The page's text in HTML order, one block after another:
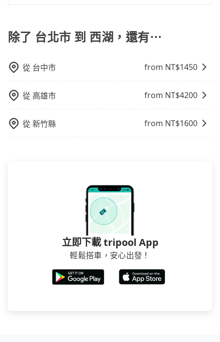
運：最經濟實惠的交通方式，通常有固定的路線和時間
表。不必擔心自己開車的安全風險。但是客運的班次和
不必擔心停車位的問題。但是，計程車的費用相對較
除了 台北市 到 西湖，還有⋯
從 台中市 from NT$1450
從 高雄市 from NT$4200
從新竹縣 from NT$1600
立即下載 tripool App
輕鬆搭車，安心出發！